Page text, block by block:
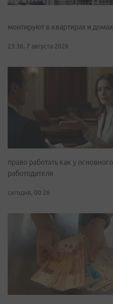
монтируют в квартирах и
23:36, 7 августа 2026
право работать как у
работодателя
сегодня, 00:26